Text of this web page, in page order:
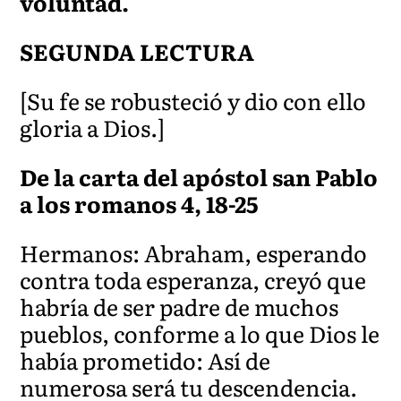
SEGUNDA LECTURA
[Su fe se robusteció y dio con ello
gloria a Dios.]
De la carta del apóstol san Pablo
a los romanos 4, 18-25
Hermanos: Abraham, esperando
contra toda esperanza, creyó que
habría de ser padre de muchos
pueblos, conforme a lo que Dios le
había prometido: Así de
numerosa será tu descendencia.